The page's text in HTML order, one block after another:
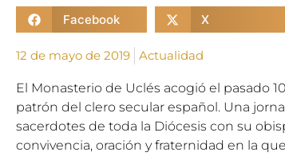
Facebook X
12 de mayo de 2019 Actualidad
El Monasterio de Uclés acogió el pasado
patrón del clero secular español. Una
sacerdotes de toda la Diócesis con su
convivencia, oración y fraternidad en la